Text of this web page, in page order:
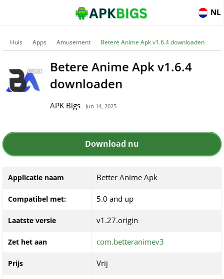
NL
Huis Apps Amusement Betere Anime Apk v1.6.4 downloaden
Betere Anime Apk v1.6.4
downloaden
APK Bigs - Jun 14, 2025
Download nu
Applicatie naam Better Anime Apk
Compatibel met: 5.0 and up
Laatste versie v1.27.origin
Zet het aan com.betteranimev3
Prijs Vrij